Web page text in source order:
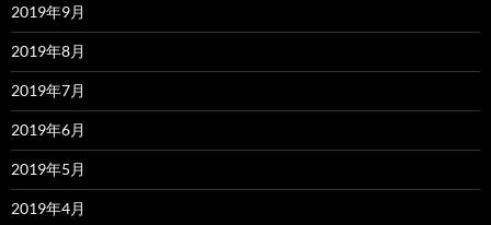
2019年9月
2019年8月
2019年7月
2019年6月
2019年5月
2019年4月